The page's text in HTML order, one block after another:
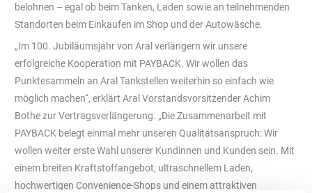
belohnen – egal ob beim Tanken, Laden sowie an teilnehmenden
Standorten beim Einkaufen im Shop und der Autowäsche.
„Im 100. Jubiläumsjahr von Aral verlängern wir unsere
erfolgreiche Kooperation mit PAYBACK. Wir wollen das
Punktesammeln an Aral Tankstellen weiterhin so einfach wie
möglich machen“, erklärt Aral Vorstandsvorsitzender Achim
Bothe zur Vertragsverlängerung. „Die Zusammenarbeit mit
PAYBACK belegt einmal mehr unseren Qualitätsanspruch: Wir
wollen weiter erste Wahl unserer Kundinnen und Kunden sein. Mit
einem breiten Kraftstoffangebot, ultraschnellem Laden,
hochwertigen Convenience-Shops und einem attraktiven